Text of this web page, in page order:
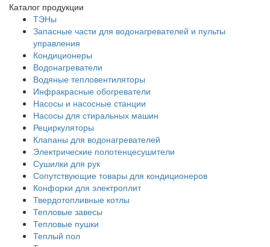
Каталог продукции
ТЭНы
Запасные части для водонагревателей и пульты
управления
Кондиционеры
Водонагреватели
Водяные тепловентиляторы
Инфракрасные обогреватели
Насосы и насосные станции
Насосы для стиральных машин
Рециркуляторы
Клапаны для водонагревателей
Электрические полотенцесушители
Сушилки для рук
Сопутствующие товары для кондиционеров
Конфорки для электроплит
Твердотопливные котлы
Тепловые завесы
Тепловые пушки
Теплый пол